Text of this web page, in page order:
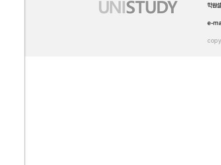
학원
e-